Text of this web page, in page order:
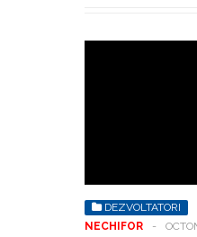
DEZVOLTATORI
NECHIFOR
-